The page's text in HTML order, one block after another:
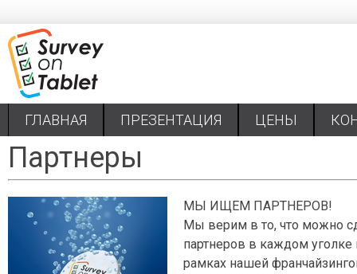
ГЛАВНАЯ ПРЕЗЕНТАЦИЯ ЦЕНЫ
Партнеры
МЫ ИЩЕМ ПАРТНЕРОВ!
Мы верим в то, что можно
партнеров в каждом
рамках нашей